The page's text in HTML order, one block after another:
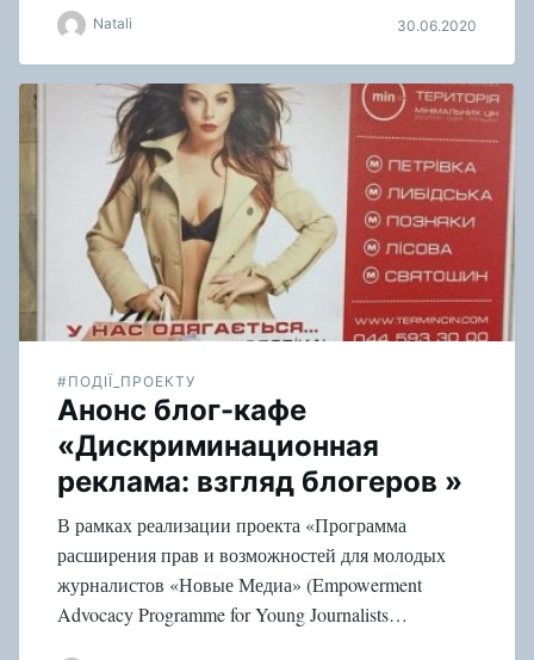
Natali 30.06.2020
#ПОДІЇ_ПРОЕКТУ
Анонс блог-кафе
«Дискриминационная
реклама: взгляд блогеров »
В рамках реализации проекта «Программа
расширения прав и возможностей для молодых
журналистов «Новые Медиа» (Empowerment
Advocacy Programme for Young Journalists…